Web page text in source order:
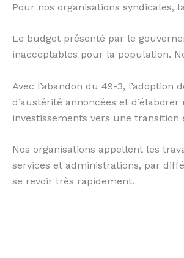
Pour nos organisations syndicales,
Le budget présenté par le
inacceptables pour la population.
Avec l’abandon du 49-3,
d’austérité annoncées et
investissements vers une
Nos organisations appellent les
services et administrations, par
se revoir très rapidement.